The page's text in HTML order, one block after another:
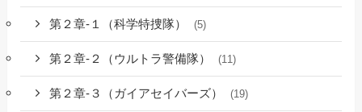
第２章-１（科学特捜隊） (5)
第２章-２（ウルトラ警備隊） (11)
第２章-３（ガイアセイバーズ） (19)